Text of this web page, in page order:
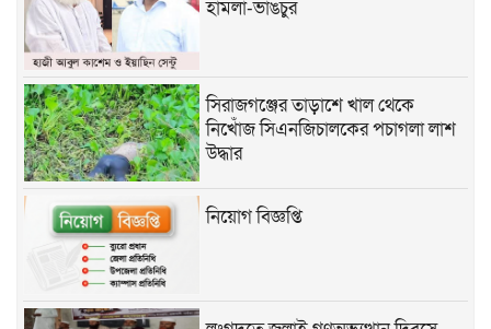
হামলা-ভাঙচুর
সিরাজগঞ্জের তাড়াশে খাল থেকে
নিখোঁজ সিএনজিচালকের পচাগলা লাশ
উদ্ধার
নিয়োগ বিজ্ঞপ্তি